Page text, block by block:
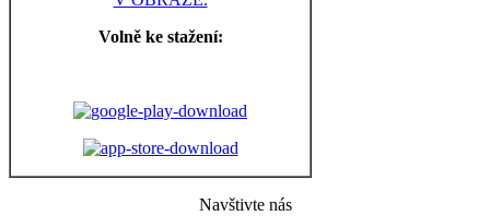
Volně ke stažení:
Navštivte nás